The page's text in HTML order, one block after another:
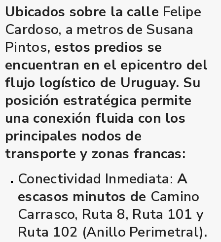
Ubicados sobre la calle Felipe
Cardoso, a metros de Susana
Pintos, estos predios se
encuentran en el epicentro del
flujo logístico de Uruguay. Su
posición estratégica permite
una conexión fluida con los
principales nodos de
transporte y zonas francas:
Conectividad Inmediata: A
escasos minutos de Camino
Carrasco, Ruta 8, Ruta 101 y
Ruta 102 (Anillo Perimetral).